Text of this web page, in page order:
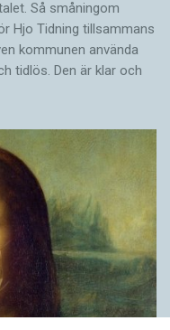
Så småningom
Hjo Tidning tillsammans
kommunen använda
tidlös. Den är klar och